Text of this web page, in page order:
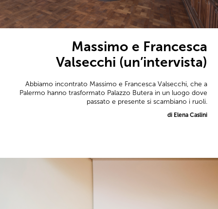
Massimo e Francesca
Valsecchi (un’intervista)
Abbiamo incontrato Massimo e Francesca Valsecchi, che a
Palermo hanno trasformato Palazzo Butera in un luogo dove
passato e presente si scambiano i ruoli.
di Elena Caslini